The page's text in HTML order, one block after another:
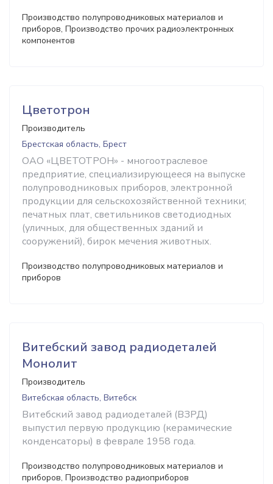
Производство полупроводниковых материалов и
приборов, Производство прочих радиоэлектронных
компонентов
Цветотрон
Производитель
Брестская область, Брест
ОАО «ЦВЕТОТРОН» - многоотраслевое
предприятие, специализирующееся на выпуске
полупроводниковых приборов, электронной
продукции для сельскохозяйственной техники;
печатных плат, светильников светодиодных
(уличных, для общественных зданий и
сооружений), бирок мечения животных.
Производство полупроводниковых материалов и
приборов
Витебский завод радиодеталей
Монолит
Производитель
Витебская область, Витебск
Витебский завод радиодеталей (ВЗРД)
выпустил первую продукцию (керамические
конденсаторы) в феврале 1958 года.
Производство полупроводниковых материалов и
приборов, Производство радиоприборов